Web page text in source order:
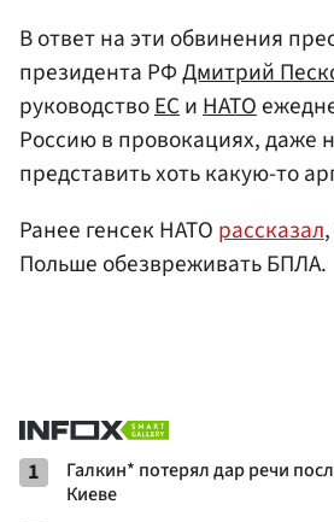
В ответ на эти обвинения
президента РФДмитрий
руководствоЕСиНАТО
Россию в провокациях, даже
представить хоть какую-то
Ранее генсек НАТО рассказал
Польше обезвреживать БПЛА.
1
Галкин* потерял дар речи
Киеве